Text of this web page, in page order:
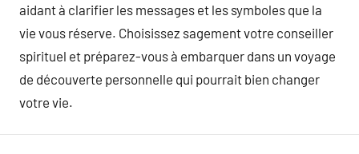
aidant à clarifier les messages et les symboles que la
vie vous réserve. Choisissez sagement votre conseiller
spirituel et préparez-vous à embarquer dans un voyage
de découverte personnelle qui pourrait bien changer
votre vie.